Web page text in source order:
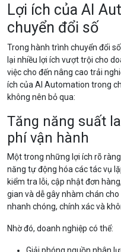
Lợi ích của AI
chuyển đổi số
Trong hành trình chuyển đổi
lại nhiều lợi ích vượt trội cho
việc cho đến nâng cao trải
ích của AI Automation trong
không nên bỏ qua:
Tăng năng suất
phí vận hành
Một trong những lợi ích rõ
năng tự động hóa các tác vụ
kiểm tra lỗi, cập nhật đơn
gian và dễ gây nhàm chán
nhanh chóng, chính xác và
Nhờ đó, doanh nghiệp có thể:
Giải phóng nguồn nhân